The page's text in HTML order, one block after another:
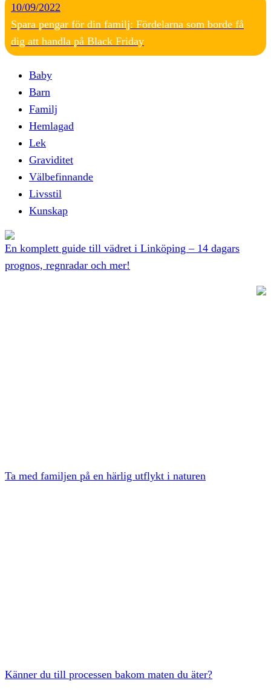
10/09/2022
Spara pengar för din familj: Fördelarna som borde få
dig att handla på Black Friday
Baby
Barn
Familj
Hemlagad
Lek
Graviditet
Välbefinnande
Livsstil
Kunskap
En komplett guide till vädret i Linköping – 14 dagars
prognos, regnradar och mer!
Ta med familjen på en härlig utflykt i naturen
Känner du till processen bakom maten du äter?